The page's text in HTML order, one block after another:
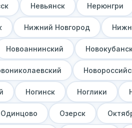
Невьянск Нерюнгри
Нижний Новгород
Новоаннинский
Ногинск Ноглики
Одинцово Озерск